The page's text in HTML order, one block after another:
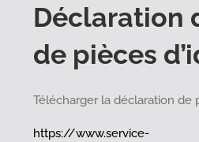
Déclaration
de pièces
Télécharger la déclaration de
https://www.service-